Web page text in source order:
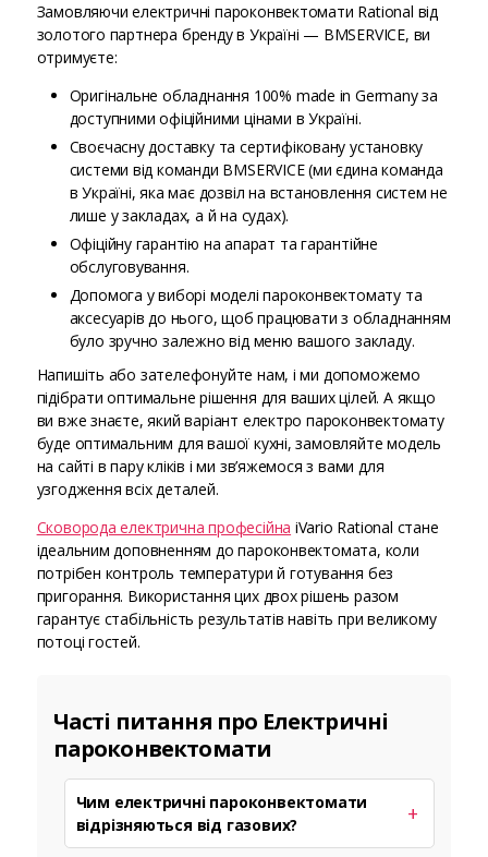
Замовляючи електричні пароконвектомати Rational від
золотого партнера бренду в Україні — BMSERVICE, ви
отримуєте:
Оригінальне обладнання 100% made in Germany за
доступними офіційними цінами в Україні.
Своєчасну доставку та сертифіковану установку
системи від команди BMSERVICE (ми єдина команда
в Україні, яка має дозвіл на встановлення систем не
лише у закладах, а й на судах).
Офіційну гарантію на апарат та гарантійне
обслуговування.
Допомога у виборі моделі пароконвектомату та
аксесуарів до нього, щоб працювати з обладнанням
було зручно залежно від меню вашого закладу.
Напишіть або зателефонуйте нам, і ми допоможемо
підібрати оптимальне рішення для ваших цілей. А якщо
ви вже знаєте, який варіант електро пароконвектомату
буде оптимальним для вашої кухні, замовляйте модель
на сайті в пару кліків і ми зв’яжемося з вами для
узгодження всіх деталей.
Сковорода електрична професійна iVario Rational стане
ідеальним доповненням до пароконвектомата, коли
потрібен контроль температури й готування без
пригорання. Використання цих двох рішень разом
гарантує стабільність результатів навіть при великому
потоці гостей.
Часті питання про Електричні
пароконвектомати
Чим електричні пароконвектомати
відрізняються від газових?